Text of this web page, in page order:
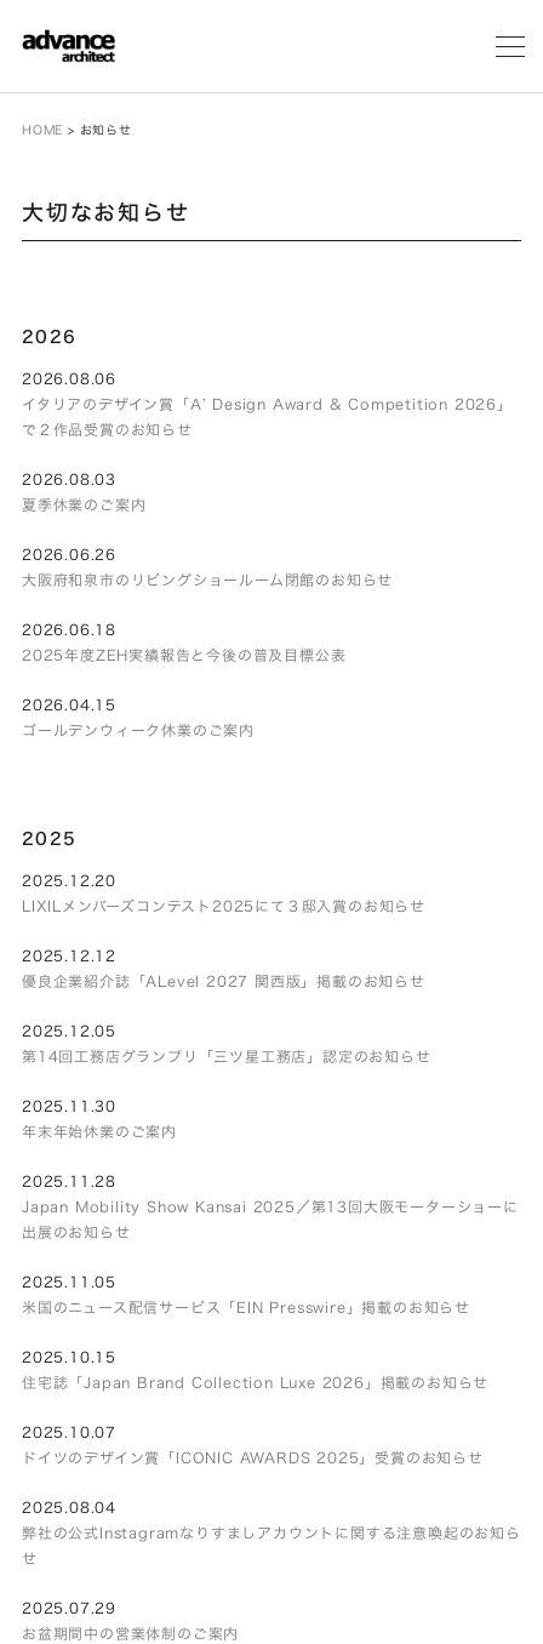
メ
HOME > お知らせ
大切なお知らせ
2026
2026.08.06
イタリアのデザイン賞「A’ Design Award & Competition 2026」
で２作品受賞のお知らせ
2026.08.03
夏季休業のご案内
2026.06.26
大阪府和泉市のリビングショールーム閉館のお知らせ
2026.06.18
2025年度ZEH実績報告と今後の普及目標公表
2026.04.15
ゴールデンウィーク休業のご案内
2025
2025.12.20
LIXILメンバーズコンテスト2025にて３邸入賞のお知らせ
2025.12.12
優良企業紹介誌「ALevel 2027 関西版」掲載のお知らせ
2025.12.05
第14回工務店グランプリ「三ツ星工務店」認定のお知らせ
2025.11.30
年末年始休業のご案内
2025.11.28
Japan Mobility Show Kansai 2025／第13回大阪モーターショーに
出展のお知らせ
2025.11.05
米国のニュース配信サービス「EIN Presswire」掲載のお知らせ
2025.10.15
住宅誌「Japan Brand Collection Luxe 2026」掲載のお知らせ
2025.10.07
ドイツのデザイン賞「ICONIC AWARDS 2025」受賞のお知らせ
2025.08.04
弊社の公式Instagramなりすましアカウントに関する注意喚起のお知ら
せ
2025.07.29
お盆期間中の営業体制のご案内